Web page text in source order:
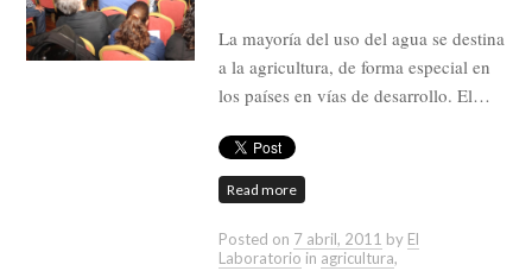
La mayoría del uso del agua se destina
a la agricultura, de forma especial en
los países en vías de desarrollo. El…
Read more
Posted on 7 abril, 2011 by El
Laboratorio in agricultura,